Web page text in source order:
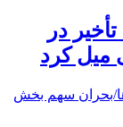
در
میل کرد